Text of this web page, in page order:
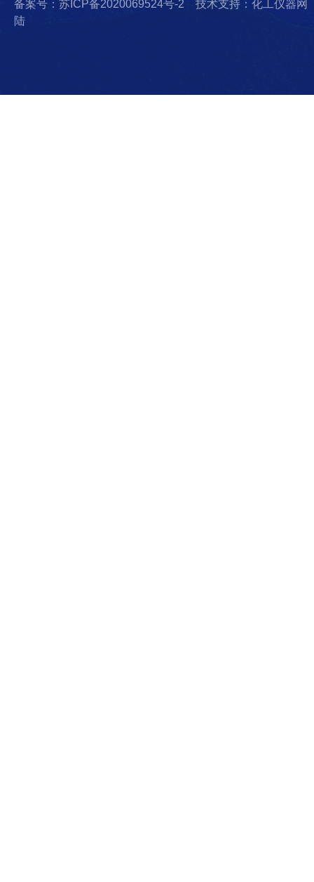
备案号：苏ICP备2020069524号-2
技术支持：化工仪器网
陆